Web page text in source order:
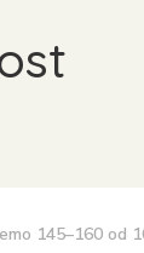
145–160 od